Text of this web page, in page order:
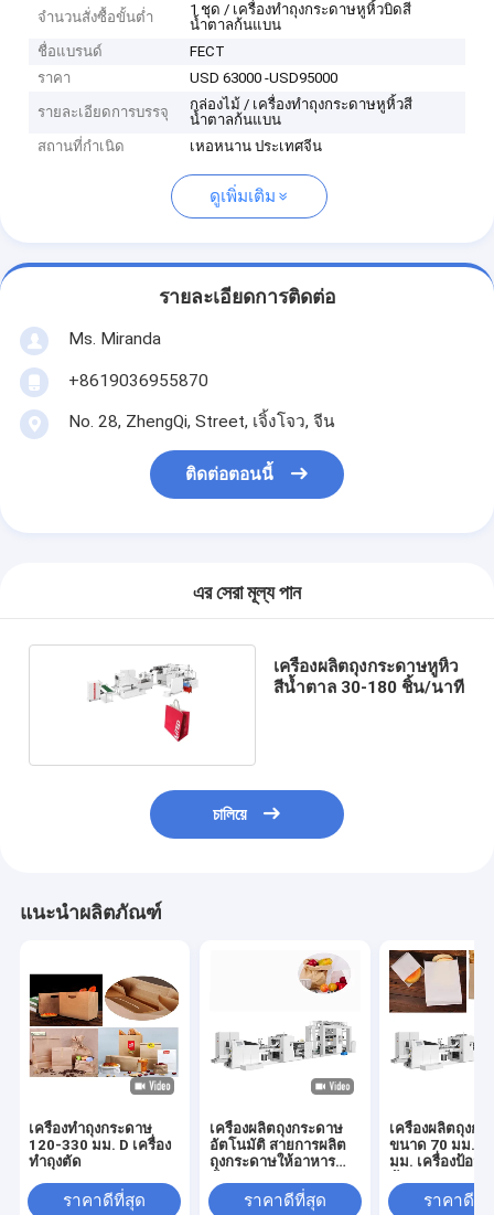
จำนวนสั่งซื้อขั้นต่ำ
1 ชุด / เครื่องทำถุงกระดาษหูหิ้วบิดสี
น้ำตาลก้นแบน
ชื่อแบรนด์
FECT
ราคา
USD 63000 -USD95000
รายละเอียดการบรรจุ
กล่องไม้ / เครื่องทำถุงกระดาษหูหิ้วสี
น้ำตาลก้นแบน
สถานที่กำเนิด
เหอหนาน ประเทศจีน
ดูเพิ่มเติม
รายละเอียดการติดต่อ
Ms. Miranda
+8619036955870
No. 28, ZhengQi, Street, เจิ้งโจว, จีน
ติดต่อตอนนี้
এর সেরা মূল্য পান
เครื่องผลิตถุงกระดาษหูหิ้ว
สีน้ำตาล 30-180 ชิ้น/นาที
চালিয়ে
แนะนำผลิตภัณฑ์
เครื่องทำถุงกระดาษ
120-330 มม. D เครื่อง
ทำถุงตัด
ราคาดีที่สุด
เครื่องผลิตถุงกระดาษ
อัตโนมัติ สายการผลิต
ถุงกระดาษให้อาหาร
ราคาดีที่สุด
เครื่องผลิตถุงกร
ขนาด 70 มม. ถึ
มม. เครื่องป้อน
ราคาดีที่